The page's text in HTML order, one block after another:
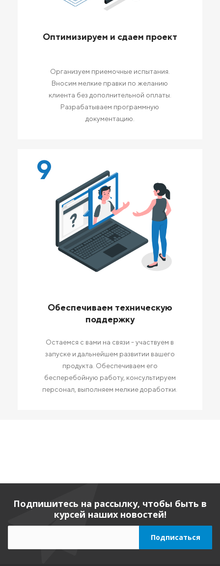
Оптимизируем и сдаем проект
Организуем приемочные испытания.
Вносим мелкие правки по желанию
клиента без дополнительной оплаты.
Разрабатываем программную
документацию.
9
Обеспечиваем техническую
поддержку
Остаемся с вами на связи - участвуем в
запуске и дальнейшем развитии вашего
продукта. Обеспечиваем его
бесперебойную работу, консультируем
персонал, выполняем мелкие доработки.
Подпишитесь на рассылку, чтобы быть в
курсей наших новостей!